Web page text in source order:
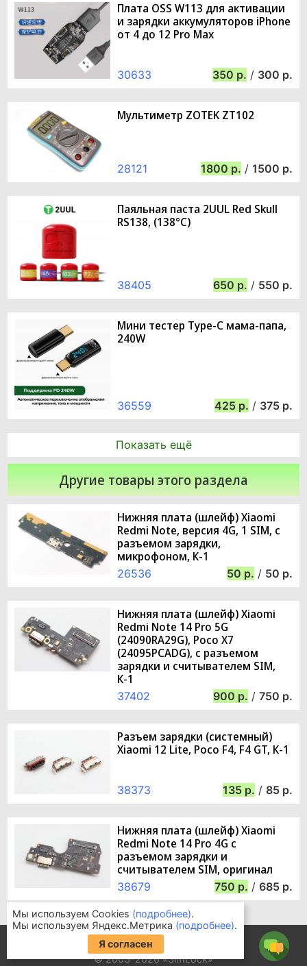
Плата OSS W113 для активации
и зарядки аккумуляторов iPhone
от 4 до 12 Pro Max
30633 350 / 300
Мультиметр ZOTEK ZT102
28121 1800 / 1500
Паяльная паста 2UUL Red Skull
RS138, (138°C)
38405 650 / 550
Мини тестер Type-C мама-папа,
240W
36559 425 / 375
Показать ещё
Другие товары этого раздела
Нижняя плата (шлейф) Xiaomi
Redmi Note, версия 4G, 1 SIM, с
разъемом зарядки,
микрофоном, К-1
26536 50 / 50
Нижняя плата (шлейф) Xiaomi
Redmi Note 14 Pro 5G
(24090RA29G), Poco X7
(24095PCADG), с разъемом
зарядки и считывателем SIM,
К-1
37402 900 / 750
Разъем зарядки (системный)
Xiaomi 12 Lite, Poco F4, F4 GT, К-1
38373 135 / 85
Нижняя плата (шлейф) Xiaomi
Redmi Note 14 Pro 4G с
разъемом зарядки и
считывателем SIM, оригинал
38679 750 / 685
Информация для покупателей
Часто задаваемые вопросы
© 2003-2026 «SimLock»
Мы используем Cookies (подробнее).
Мы используем Яндекс.Метрика (подробнее).
Я согласен